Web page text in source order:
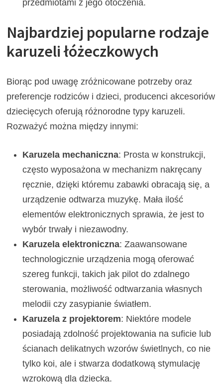
przedmiotami z jego otoczenia.
Najbardziej popularne rodzaje
karuzeli łóżeczkowych
Biorąc pod uwagę zróżnicowane potrzeby oraz
preferencje rodziców i dzieci, producenci akcesoriów
dziecięcych oferują różnorodne typy karuzeli.
Rozważyć można między innymi:
Karuzela mechaniczna: Prosta w konstrukcji,
często wyposażona w mechanizm nakręcany
ręcznie, dzięki któremu zabawki obracają się, a
urządzenie odtwarza muzykę. Mała ilość
elementów elektronicznych sprawia, że jest to
wybór trwały i niezawodny.
Karuzela elektroniczna: Zaawansowane
technologicznie urządzenia mogą oferować
szereg funkcji, takich jak pilot do zdalnego
sterowania, możliwość odtwarzania własnych
melodii czy zasypianie światłem.
Karuzela z projektorem: Niektóre modele
posiadają zdolność projektowania na suficie lub
ścianach delikatnych wzorów świetlnych, co nie
tylko koi, ale i stwarza dodatkową stymulację
wzrokową dla dziecka.